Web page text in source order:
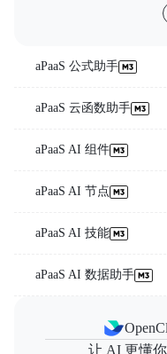
aPaaS 公式助手
aPaaS 云函数助手
aPaaS AI 组件
aPaaS AI 节点
aPaaS AI 技能
aPaaS AI 数据助手
让 AI 更懂